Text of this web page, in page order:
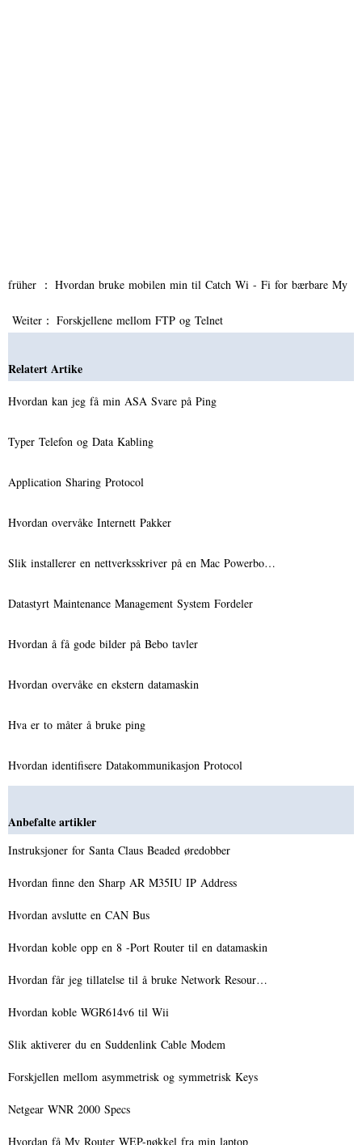
früher ： Hvordan bruke mobilen min til Catch Wi - Fi for bærbare My
Weiter： Forskjellene mellom FTP og Telnet
Relatert Artike
Hvordan kan jeg få min ASA Svare på Ping
Typer Telefon og Data Kabling
Application Sharing Protocol
Hvordan overvåke Internett Pakker
Slik installerer en nettverksskriver på en Mac Powerbo…
Datastyrt Maintenance Management System Fordeler
Hvordan å få gode bilder på Bebo tavler
Hvordan overvåke en ekstern datamaskin
Hva er to måter å bruke ping
Hvordan identifisere Datakommunikasjon Protocol
Anbefalte artikler
Instruksjoner for Santa Claus Beaded øredobber
Hvordan finne den Sharp AR M35IU IP Address
Hvordan avslutte en CAN Bus
Hvordan koble opp en 8 -Port Router til en datamaskin
Hvordan får jeg tillatelse til å bruke Network Resour…
Hvordan koble WGR614v6 til Wii
Slik aktiverer du en Suddenlink Cable Modem
Forskjellen mellom asymmetrisk og symmetrisk Keys
Netgear WNR 2000 Specs
Hvordan få My Router WEP-nøkkel fra min laptop